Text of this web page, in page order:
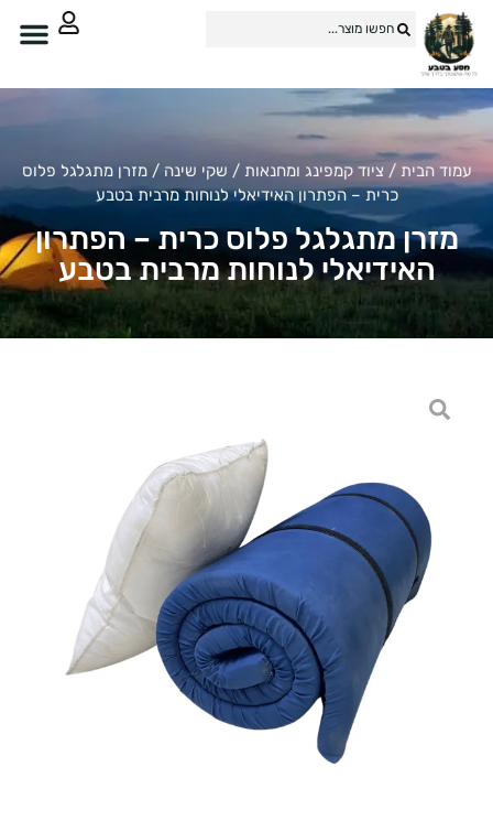
הבית/ציוד קמפינג ומחנאות/שקי שינה / מזרן מתגלגל פלוס
כרית – הפתרון האידיאלי לנוחות מרבית בטבע
מזרן מתגלגל פלוס כרית – הפתרון
האידיאלי לנוחות מרבית בטבע